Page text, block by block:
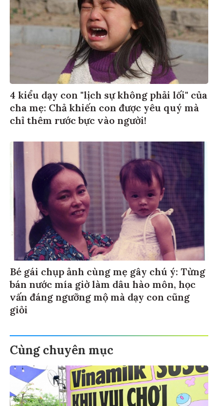
4 kiểu dạy con "lịch sự không phải lối" của
cha mẹ: Chả khiến con được yêu quý mà
chỉ thêm rước bực vào người!
Bé gái chụp ảnh cùng mẹ gây chú ý: Từng
bán nước mía giờ làm dâu hào môn, học
vấn đáng ngưỡng mộ mà dạy con cũng
giỏi
Cùng chuyên mục